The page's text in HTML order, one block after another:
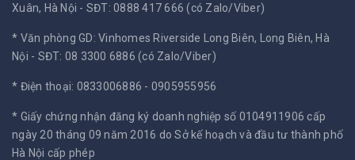
Xuân, Hà Nội - SĐT: 0888 417 666 (có Zalo/Viber)
* Văn phòng GD: Vinhomes Riverside Long Biên, Long Biên, Hà
Nội - SĐT: 08 3300 6886 (có Zalo/Viber)
* Điện thoại: 0833006886 - 0905955956
* Giấy chứng nhận đăng ký doanh nghiệp số 0104911906 cấp
ngày 20 tháng 09 năm 2016 do Sở kế hoạch và đầu tư thành phố
Hà Nội cấp phép